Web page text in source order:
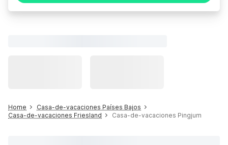
Home
Casa-de-vacaciones Países Bajos
Casa-de-vacaciones Friesland
Casa-de-vacaciones Pingjum